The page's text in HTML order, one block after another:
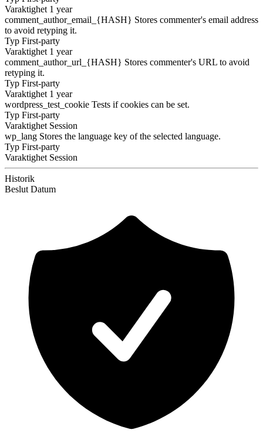
Varaktighet 1 year
comment_author_email_{HASH} Stores commenter's email address
to avoid retyping it.
Typ First-party
Varaktighet 1 year
comment_author_url_{HASH} Stores commenter's URL to avoid
retyping it.
Typ First-party
Varaktighet 1 year
wordpress_test_cookie Tests if cookies can be set.
Typ First-party
Varaktighet Session
wp_lang Stores the language key of the selected language.
Typ First-party
Varaktighet Session
Historik
Beslut Datum